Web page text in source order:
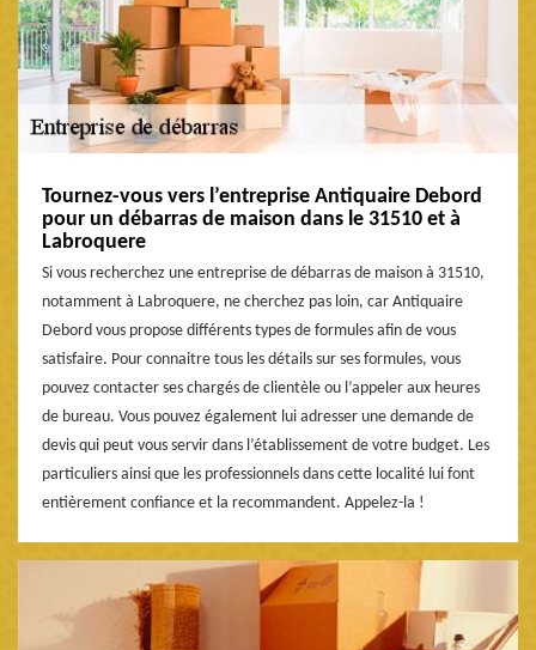
Tournez-vous vers l’entreprise Antiquaire Debord
pour un débarras de maison dans le 31510 et à
Labroquere
Si vous recherchez une entreprise de débarras de maison à 31510,
notamment à Labroquere, ne cherchez pas loin, car Antiquaire
Debord vous propose différents types de formules afin de vous
satisfaire. Pour connaitre tous les détails sur ses formules, vous
pouvez contacter ses chargés de clientèle ou l’appeler aux heures
de bureau. Vous pouvez également lui adresser une demande de
devis qui peut vous servir dans l’établissement de votre budget. Les
particuliers ainsi que les professionnels dans cette localité lui font
entièrement confiance et la recommandent. Appelez-la !